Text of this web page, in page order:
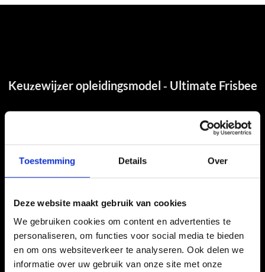
Toestemming Details Over
Deze website maakt gebruik van cookies
We gebruiken cookies om content en advertenties te
personaliseren, om functies voor social media te bieden
en om ons websiteverkeer te analyseren. Ook delen we
informatie over uw gebruik van onze site met onze